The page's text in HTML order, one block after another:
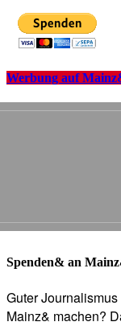
Werbung auf
Spenden& an
Guter
Mainz& machen?